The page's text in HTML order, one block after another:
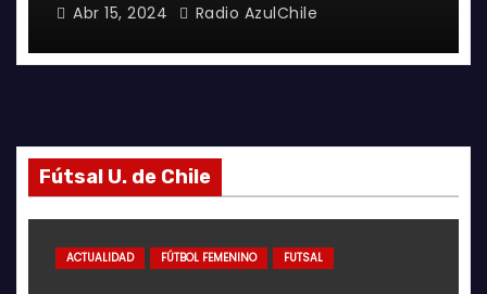
Abr 15, 2024 Radio AzulChile
Fútsal U. de Chile
ACTUALIDAD FÚTBOL FEMENINO FUTSAL